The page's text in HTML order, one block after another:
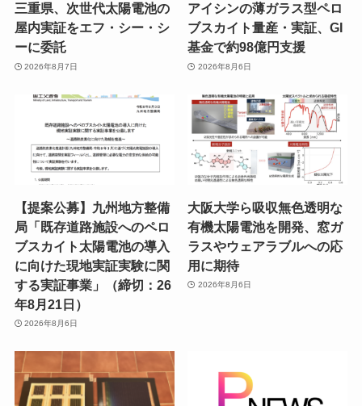
三重県、次世代太陽電池の
屋内実証をエフ・シー・シ
ーに委託
2026年8月7日
アイシンの薄ガラス型ペロ
ブスカイト量産・実証、GI
基金で約98億円支援
2026年8月6日
【提案公募】九州地方整備
局「既存道路施設へのペロ
ブスカイト太陽電池の導入
に向けた現地実証実験に関
する実証事業」（締切：26
年8月21日）
2026年8月6日
大阪大学ら吸収無色透明な
有機太陽電池を開発、窓ガ
ラスやウェアラブルへの応
用に期待
2026年8月6日